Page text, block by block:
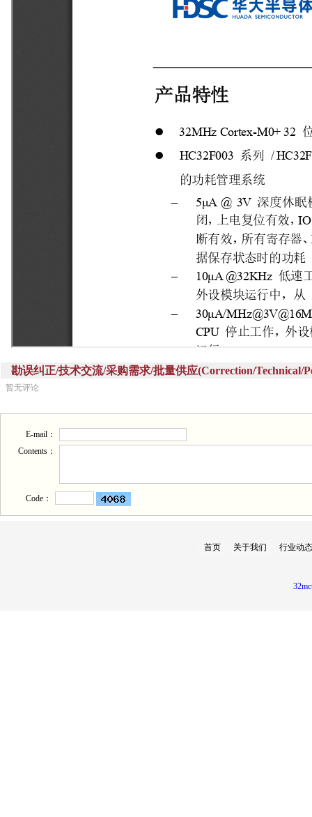
勘误纠正/技术交流/采购需求/批量供应(Correction/Technical/
暂无评论
E-mail：
Contents：
Code：
首页 关于我们 行业动态